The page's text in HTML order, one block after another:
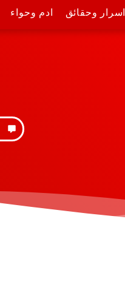
اسرار وحقائق ادم وحواء